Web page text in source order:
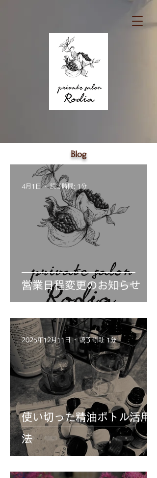
Blog
営業日程変更のお知らせ
4月1日 読了時間: 1分
使い切った精油ボトル活用
法
2025年12月11日 読了時間: 1分